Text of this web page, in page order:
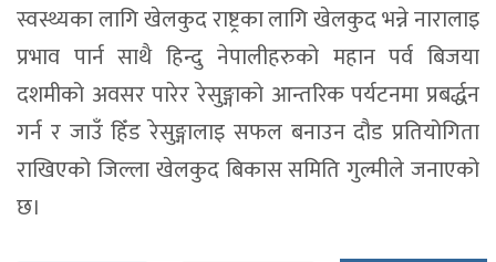
स्वस्थ्यका लागि खेलकुद राष्ट्रका लागि खेलकुद भन्ने नारालाइ
प्रभाव पार्न साथै हिन्दु नेपालीहरुको महान पर्व बिजया
दशमीको अवसर पारेर रेसुङ्गाको आन्तरिक पर्यटनमा प्रबर्द्धन
गर्न र जाउँ हिँड रेसुङ्गालाइ सफल बनाउन दौड प्रतियोगिता
राखिएको जिल्ला खेलकुद बिकास समिति गुल्मीले जनाएको
छ।